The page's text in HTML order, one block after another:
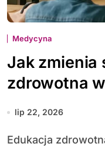
Medycyna
Jak zmienia
zdrowotna
lip 22, 2026
Edu­kacja zdrowotna w szkołach odgrywa